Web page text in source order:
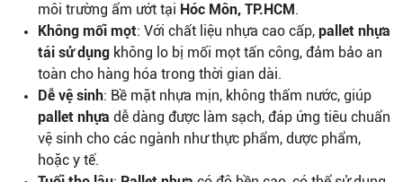
môi trường ẩm ướt tại Hóc Môn, TP.HCM.
Không mối mọt: Với chất liệu nhựa cao cấp, pallet nhựa
tái sử dụng không lo bị mối mọt tấn công, đảm bảo an
toàn cho hàng hóa trong thời gian dài.
Dễ vệ sinh: Bề mặt nhựa mịn, không thấm nước, giúp
pallet nhựa dễ dàng được làm sạch, đáp ứng tiêu chuẩn
vệ sinh cho các ngành như thực phẩm, dược phẩm,
hoặc y tế.